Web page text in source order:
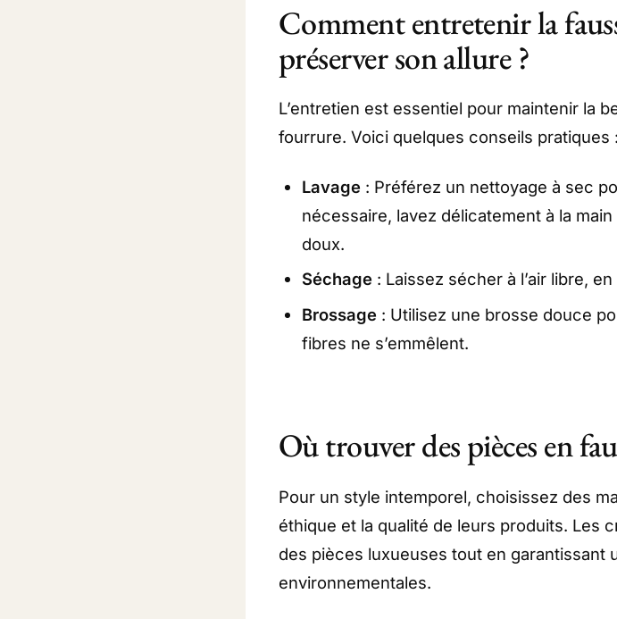
Comment entretenir la
préserver son allure ?
L’entretien est essentiel pour maintenir la
fourrure. Voici quelques conseils pratiques :
Lavage : Préférez un nettoyage à sec
nécessaire, lavez délicatement à la
doux.
Séchage : Laissez sécher à l’air libre,
Brossage : Utilisez une brosse douce
fibres ne s’emmêlent.
Où trouver des pièces en
Pour un style intemporel, choisissez des
éthique et la qualité de leurs produits. Les
des pièces luxueuses tout en garantissant
environnementales.